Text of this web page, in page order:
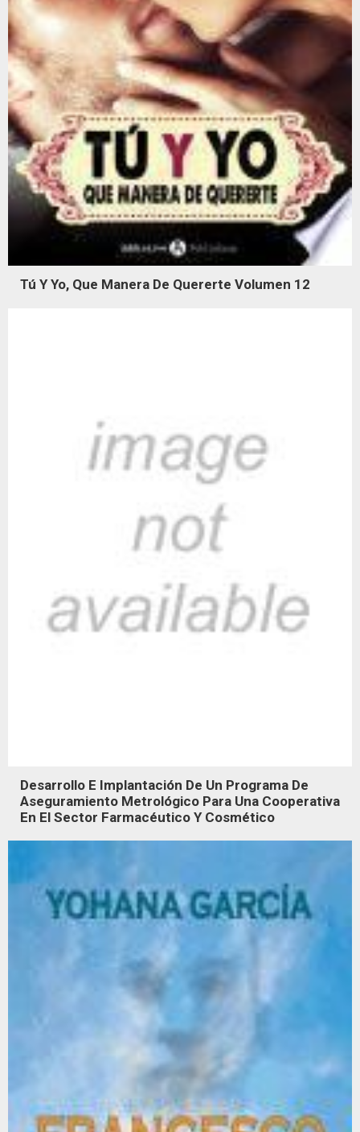
Tú Y Yo, Que Manera De Quererte Volumen 12
Desarrollo E Implantación De Un Programa De
Aseguramiento Metrológico Para Una Cooperativa
En El Sector Farmacéutico Y Cosmético